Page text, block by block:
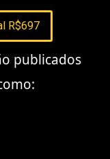
R$697
publicados